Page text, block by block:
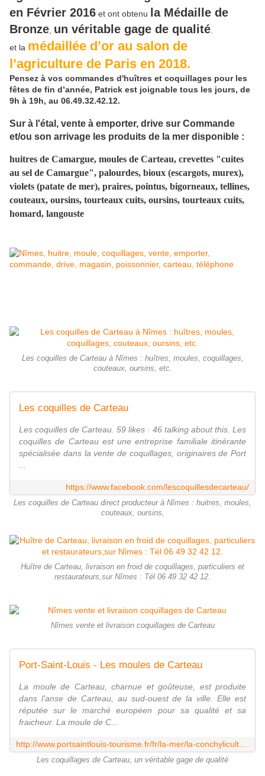
en Février 2016 et ont obtenu
la Médaille de
Bronze, un véritable gage de qualité.
et la médaillée d’or au salon de
l’agriculture de Paris en 2018.
Pensez à vos commandes d'huîtres et coquillages pour les
fêtes de fin d’année, Patrick est joignable tous les jours, de
9h à 19h, au 06.49.32.42.12.
Sur à l'étal, vente à emporter, drive sur Commande
et/ou son arrivage les produits de la mer disponible :
huitres de Camargue, moules de Carteau, crevettes "cuites
au sel de Camargue", palourdes, bioux (escargots, murex),
violets (patate de mer), praires, pointus, bigorneaux, tellines,
couteaux, oursins, tourteaux cuits, oursins, tourteaux cuits,
homard, langouste
Les coquilles de Carteau à Nîmes : huîtres, moules, coquillages,
couteaux, oursins, etc.
Les coquilles de Carteau
Les coquilles de Carteau. 59 likes · 46 talking about this. Les
coquilles de Carteau est une entreprise familiale itinérante
spécialisée dans la vente de coquillages, originaires de Port
https://www.facebook.com/lescoquillesdecarteau/
Les coquilles de Carteau direct producteur à Nîmes : huitres, moules,
couteaux, oursins,
Huître de Carteau, livraison en froid de coquillages, particuliers et
restaurateurs,sur Nîmes : Tél 06 49 32 42 12.
Nîmes vente et livraison coquillages de Carteau
Port-Saint-Louis - Les moules de Carteau
La moule de Carteau, charnue et goûteuse, est produite
dans l'anse de Carteau, au sud-ouest de la ville. Elle est
réputée sur le marché européen pour sa qualité et sa
fraicheur. La moule de C...
Les coquillages de Carteau, un véritable gage de qualité